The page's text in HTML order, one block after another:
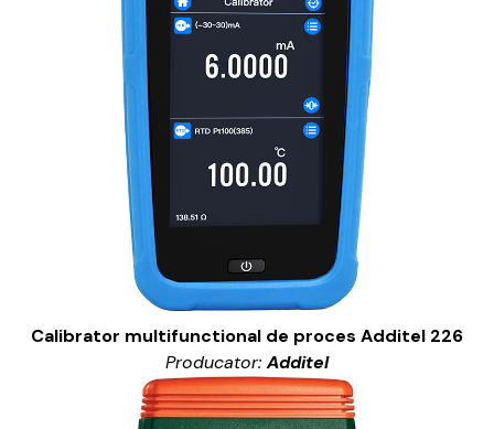
Calibrator multifunctional de proces Additel 226
Producator:Additel